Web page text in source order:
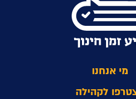
מי אנחנו
לקהילה